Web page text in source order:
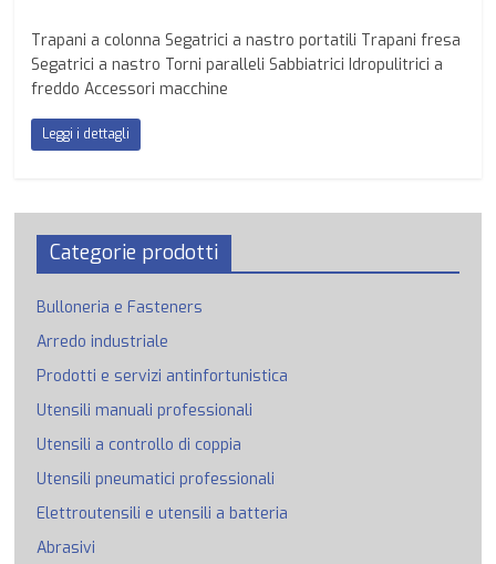
Trapani a colonna Segatrici a nastro portatili Trapani fresa
Segatrici a nastro Torni paralleli Sabbiatrici Idropulitrici a
freddo Accessori macchine
Leggi i dettagli
Categorie prodotti
Bulloneria e Fasteners
Arredo industriale
Prodotti e servizi antinfortunistica
Utensili manuali professionali
Utensili a controllo di coppia
Utensili pneumatici professionali
Elettroutensili e utensili a batteria
Abrasivi